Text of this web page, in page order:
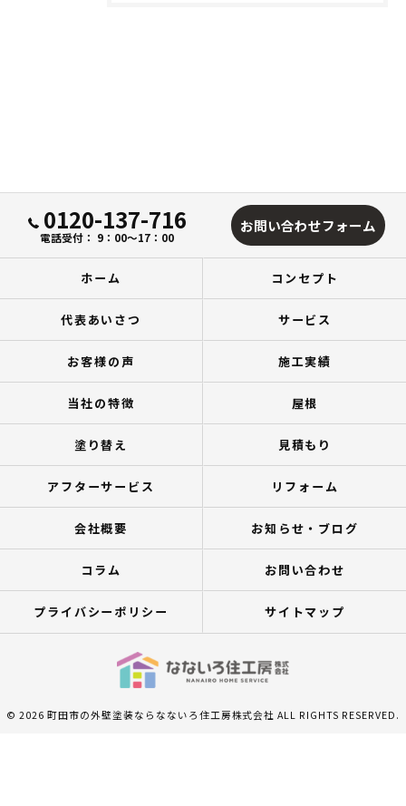
0120-137-716
電話受付： 9：00～17：00
お問い合わせフォーム
ホーム コンセプト
代表あいさつ サービス
お客様の声 施工実績
当社の特徴 屋根
塗り替え 見積もり
アフターサービス リフォーム
会社概要 お知らせ・ブログ
コラム お問い合わせ
プライバシーポリシー サイトマップ
© 2026 町田市の外壁塗装ならなないろ住工房株式会社 ALL RIGHTS RESERVED.